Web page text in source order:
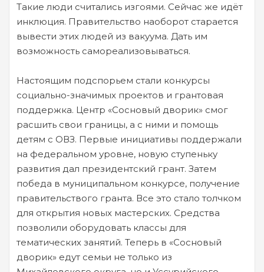
Такие люди считались изгоями. Сейчас же идёт
инклюция. Правительство наоборот старается
вывести этих людей из вакуума. Дать им
возможность самореализовываться.
Настоящим подспорьем стали конкурсы
социально-значимых проектов и грантовая
поддержка. Центр «Сосновый дворик» смог
расшить свои границы, а с ними и помощь
детям с ОВЗ. Первые инициативы поддержали
на федеральном уровне, новую ступеньку
развития дал президентский грант. Затем
победа в муниципальном конкурсе, получение
правительствого гранта. Все это стало толчком
для открытия новых мастерских. Средства
позволили оборудовать классы для
тематических занятий. Теперь в «Сосновый
дворик» едут семьи не только из